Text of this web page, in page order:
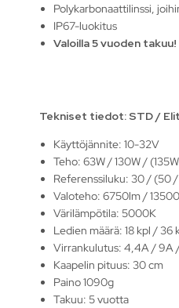
Polykarbonaattilinssi,
IP67-luokitus
Valoilla 5 vuoden takuu!
Tekniset tiedot: STD /
Käyttöjännite: 10-32V
Teho: 63W / 130W /
Referenssiluku: 30 / (50
Valoteho: 6750lm /
Värilämpötila: 5000K
Ledien määrä: 18 kpl /
Virrankulutus: 4,4A / 9A
Kaapelin pituus: 30 cm
Paino 1090g
Takuu: 5 vuotta